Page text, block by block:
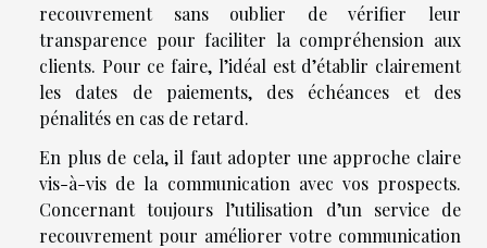
recouvrement sans oublier de vérifier leur
transparence pour faciliter la compréhension aux
clients. Pour ce faire, l’idéal est d’établir clairement
les dates de paiements, des échéances et des
pénalités en cas de retard.
En plus de cela, il faut adopter une approche claire
vis-à-vis de la communication avec vos prospects.
Concernant toujours l’utilisation d’un service de
recouvrement pour améliorer votre communication